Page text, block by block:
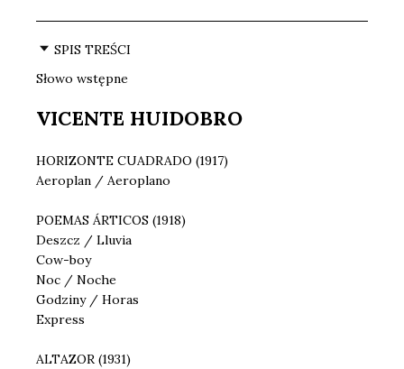
SPIS TREŚCI
Słowo wstępne
VICENTE HUIDOBRO
HORIZONTE CUADRADO (1917)
Aeroplan / Aeroplano
POEMAS ÁRTICOS (1918)
Deszcz / Lluvia
Cow-boy
Noc / Noche
Godziny / Horas
Express
ALTAZOR (1931)